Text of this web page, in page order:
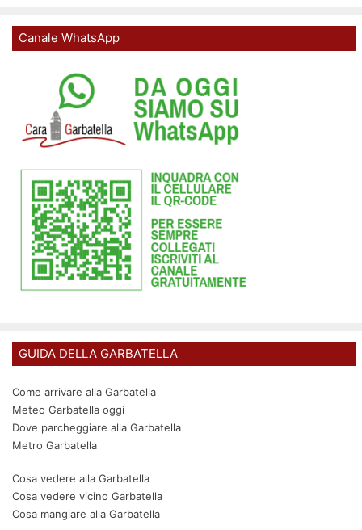
Canale WhatsApp
GUIDA DELLA GARBATELLA
Come arrivare alla Garbatella
Meteo Garbatella oggi
Dove parcheggiare alla Garbatella
Metro Garbatella
Cosa vedere alla Garbatella
Cosa vedere vicino Garbatella
Cosa mangiare alla Garbatella